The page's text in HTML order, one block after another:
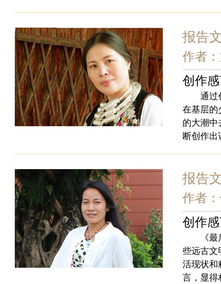
报告
作者
创作
通过创
在基层的
的大潮中
断创作
报告
作者
创作
《最后
些远古文
活现状和
言，显得